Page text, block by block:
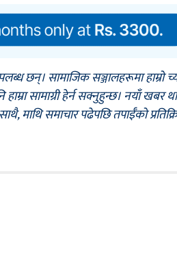
छन्। सामाजिक सञ्जालहरूमा हाम्रो
सामाग्री हेर्न सक्नुहुन्छ। नयाँ खबर
माथि समाचार पढेपछि तपाईँको